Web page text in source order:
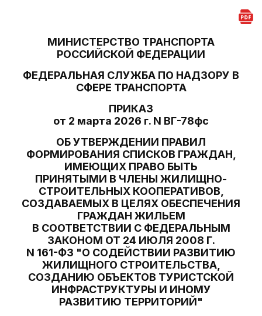
МИНИСТЕРСТВО ТРАНСПОРТА
РОССИЙСКОЙ ФЕДЕРАЦИИ
ФЕДЕРАЛЬНАЯ СЛУЖБА ПО НАДЗОРУ В
СФЕРЕ ТРАНСПОРТА
ПРИКАЗ
от 2 марта 2026 г. N ВГ-78фс
ОБ УТВЕРЖДЕНИИ ПРАВИЛ
ФОРМИРОВАНИЯ СПИСКОВ ГРАЖДАН,
ИМЕЮЩИХ ПРАВО БЫТЬ
ПРИНЯТЫМИ В ЧЛЕНЫ ЖИЛИЩНО-
СТРОИТЕЛЬНЫХ КООПЕРАТИВОВ,
СОЗДАВАЕМЫХ В ЦЕЛЯХ ОБЕСПЕЧЕНИЯ
ГРАЖДАН ЖИЛЬЕМ
В СООТВЕТСТВИИ С ФЕДЕРАЛЬНЫМ
ЗАКОНОМ ОТ 24 ИЮЛЯ 2008 Г.
N 161-ФЗ "О СОДЕЙСТВИИ РАЗВИТИЮ
ЖИЛИЩНОГО СТРОИТЕЛЬСТВА,
СОЗДАНИЮ ОБЪЕКТОВ ТУРИСТСКОЙ
ИНФРАСТРУКТУРЫ И ИНОМУ
РАЗВИТИЮ ТЕРРИТОРИЙ"